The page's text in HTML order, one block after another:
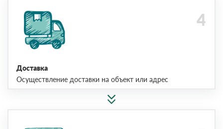
Доставка
Осуществление доставки на объект или адрес